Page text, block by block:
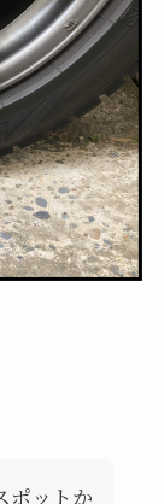
ポットか